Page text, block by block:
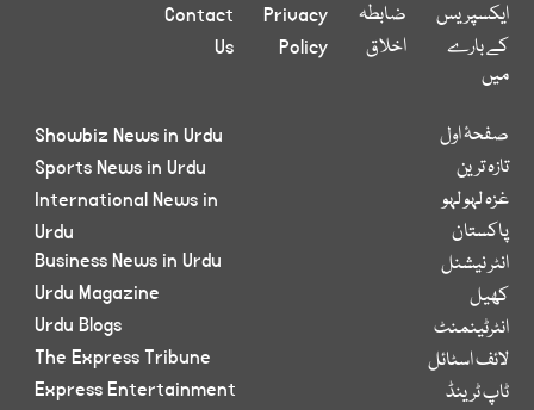
ایکسپریس
کے بارے
میں
ضابطہ
اخلاق
Privacy
Policy
Contact
Us
صفحۂ اول
تازہ ترین
غزہ لہو لہو
پاکستان
انٹر نیشنل
کھیل
انٹرٹینمنٹ
لائف اسٹائل
ٹاپ ٹرینڈ
Showbiz News in Urdu
Sports News in Urdu
International News in
Urdu
Business News in Urdu
Urdu Magazine
Urdu Blogs
The Express Tribune
Express Entertainment